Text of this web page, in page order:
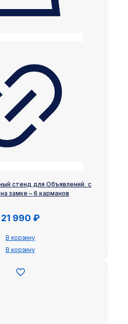
стенд для Объявлений, с
замке – 6 карманов
21 990 ₽
В корзину
В корзину